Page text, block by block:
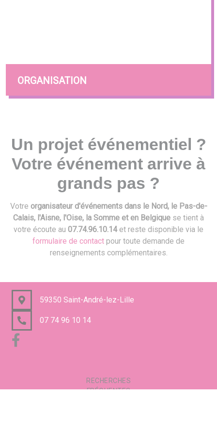
ORGANISATION
Un projet événementiel ?
Votre événement arrive à
grands pas ?
Votre organisateur d'événements dans le Nord, le Pas-de-
Calais, l'Aisne, l'Oise, la Somme et en Belgique se tient à
votre écoute au 07.74.96.10.14et reste disponible via le
formulaire de contact pour toute demande de
renseignements complémentaires.
59350 Saint-André-lez-Lille
07 74 96 10 14
RECHERCHES
FRÉQUENTES